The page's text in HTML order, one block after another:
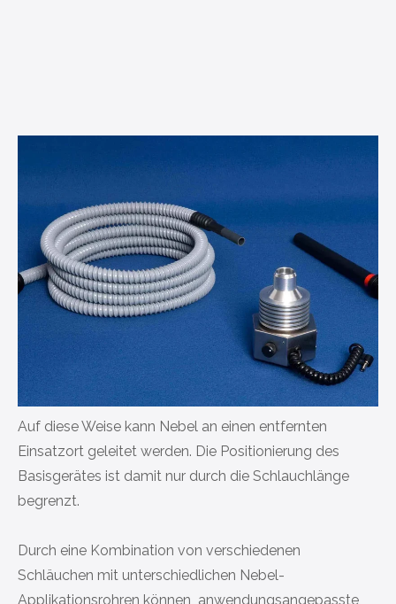
Auf diese Weise kann Nebel an einen entfernten
Einsatzort geleitet werden. Die Positionierung des
Basisgerätes ist damit nur durch die Schlauchlänge
begrenzt.
Durch eine Kombination von verschiedenen
Schläuchen mit unterschiedlichen Nebel-
Applikationsrohren können anwendungsangepasste,